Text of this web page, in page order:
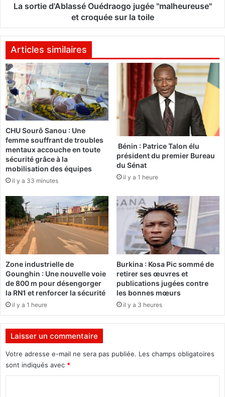
d
’
e
x
h
u
m
a
t
i
o
n
d
s
c
o
r
p
b
l
s
s
é
O
u
é
d
r
a
o
g
o
j
u
g
é
e
"
m
l
h
e
u
e
s
e
"
e
La sortie d'Ablassé Ouédraogo jugée "malheureuse"
et croquée sur la toile
Articles similaires
CHU Sourô Sanou : Une
femme souffrant de troubles
mentaux accouche en toute
sécurité grâce à la
mobilisation des équipes
il y a 33 minutes
Bénin : Patrice Talon élu
président du premier Bureau
du Sénat
il y a 1 heure
Zone industrielle de
Gounghin : Une nouvelle voie
de 800 m pour désengorger
la RN1 et renforcer la sécurité
il y a 1 heure
Burkina : Kosa Pic sommé de
retirer ses œuvres et
publications jugées contre
les bonnes mœurs
il y a 3 heures
Laisser un commentaire
Votre adresse e-mail ne sera pas publiée. Les champs obligatoires
sont indiqués avec *